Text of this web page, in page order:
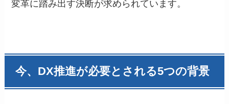
変革に踏み出す決断が求められています。
今、DX推進が必要とされる5つの背景